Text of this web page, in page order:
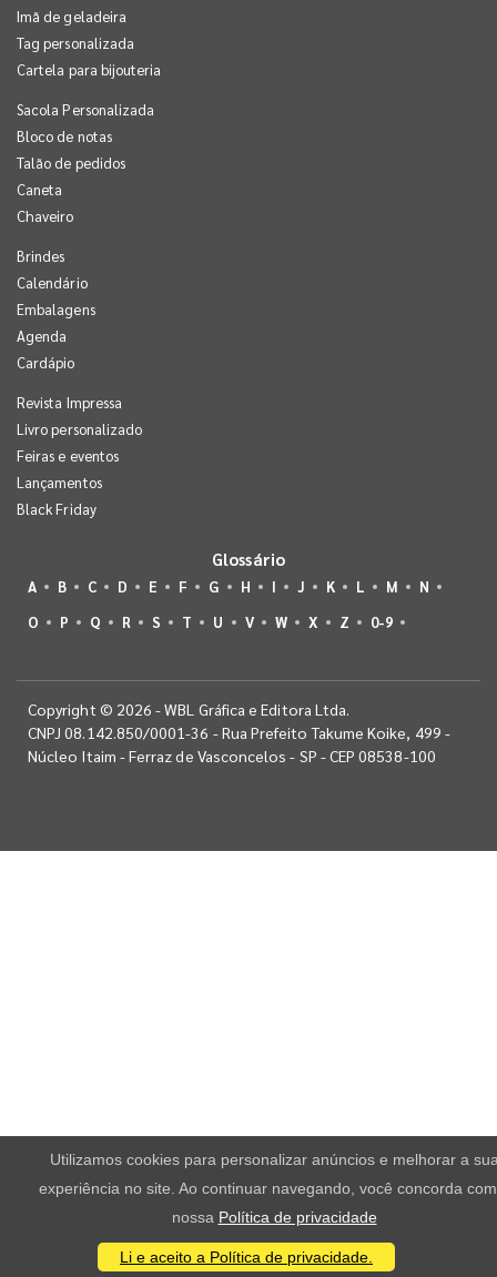
Imã de geladeira
Tag personalizada
Cartela para bijouteria
Sacola Personalizada
Bloco de notas
Talão de pedidos
Caneta
Chaveiro
Brindes
Calendário
Embalagens
Agenda
Cardápio
Revista Impressa
Livro personalizado
Feiras e eventos
Lançamentos
Black Friday
Glossário
A B C D E F G H I J K L M
N
O
P Q R S T U V W X Z 0-9
Copyright © 2026 - WBL Gráfica e Editora Ltda.
CNPJ 08.142.850/0001-36 - Rua Prefeito Takume Koike, 499 -
Núcleo Itaim - Ferraz de Vasconcelos - SP - CEP 08538-100
Utilizamos cookies para personalizar anúncios e melhorar a
experiência no site. Ao continuar navegando, você concorda
nossa Política de privacidade
Li e aceito a Política de privacidade.